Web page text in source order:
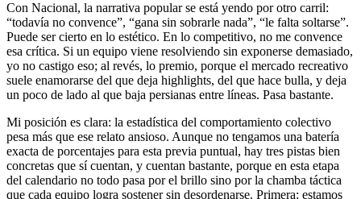
Con Nacional, la narrativa popular se está yendo por otro carril:
“todavía no convence”, “gana sin sobrarle nada”, “le falta soltarse”.
Puede ser cierto en lo estético. En lo competitivo, no me convence
esa crítica. Si un equipo viene resolviendo sin exponerse demasiado,
yo no castigo eso; al revés, lo premio, porque el mercado recreativo
suele enamorarse del que deja highlights, del que hace bulla, y deja
un poco de lado al que baja persianas entre líneas. Pasa bastante.
Mi posición es clara: la estadística del comportamiento colectivo
pesa más que ese relato ansioso. Aunque no tengamos una batería
exacta de porcentajes para esta previa puntual, hay tres pistas bien
concretas que sí cuentan, y cuentan bastante, porque en esta etapa
del calendario no todo pasa por el brillo sino por la chamba táctica
que cada equipo logra sostener sin desordenarse. Primera: estamos